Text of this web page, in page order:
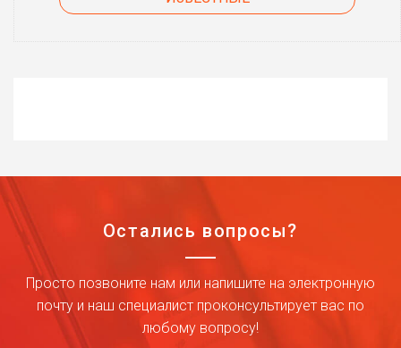
Остались вопросы?
Просто позвоните нам или напишите на электронную
почту и наш специалист проконсультирует вас по
любому вопросу!